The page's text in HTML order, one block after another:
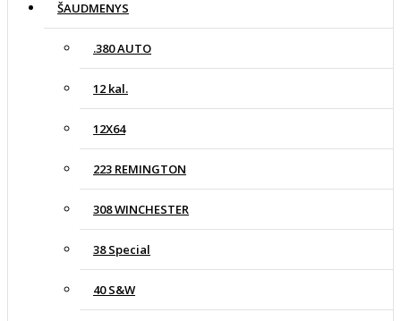
ŠAUDMENYS
.380 AUTO
12 kal.
12X64
223 REMINGTON
308 WINCHESTER
38 Special
40 S&W